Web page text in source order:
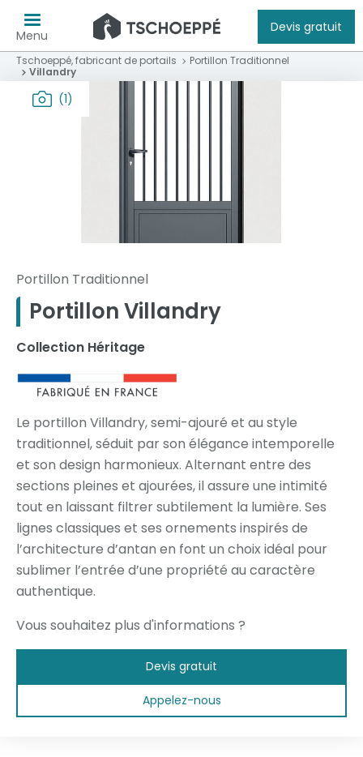
Menu
Devis gratuit
Tschoeppé, fabricant de portails
Portillon Traditionnel
Villandry
(1)
Portillon Traditionnel
Portillon Villandry
Collection Héritage
Le portillon Villandry, semi-ajouré et au style
traditionnel, séduit par son élégance intemporelle
et son design harmonieux. Alternant entre des
sections pleines et ajourées, il assure une intimité
tout en laissant filtrer subtilement la lumière. Ses
lignes classiques et ses ornements inspirés de
l’architecture d’antan en font un choix idéal pour
sublimer l’entrée d’une propriété au caractère
authentique.
Vous souhaitez plus d'informations ?
Devis gratuit
Appelez-nous